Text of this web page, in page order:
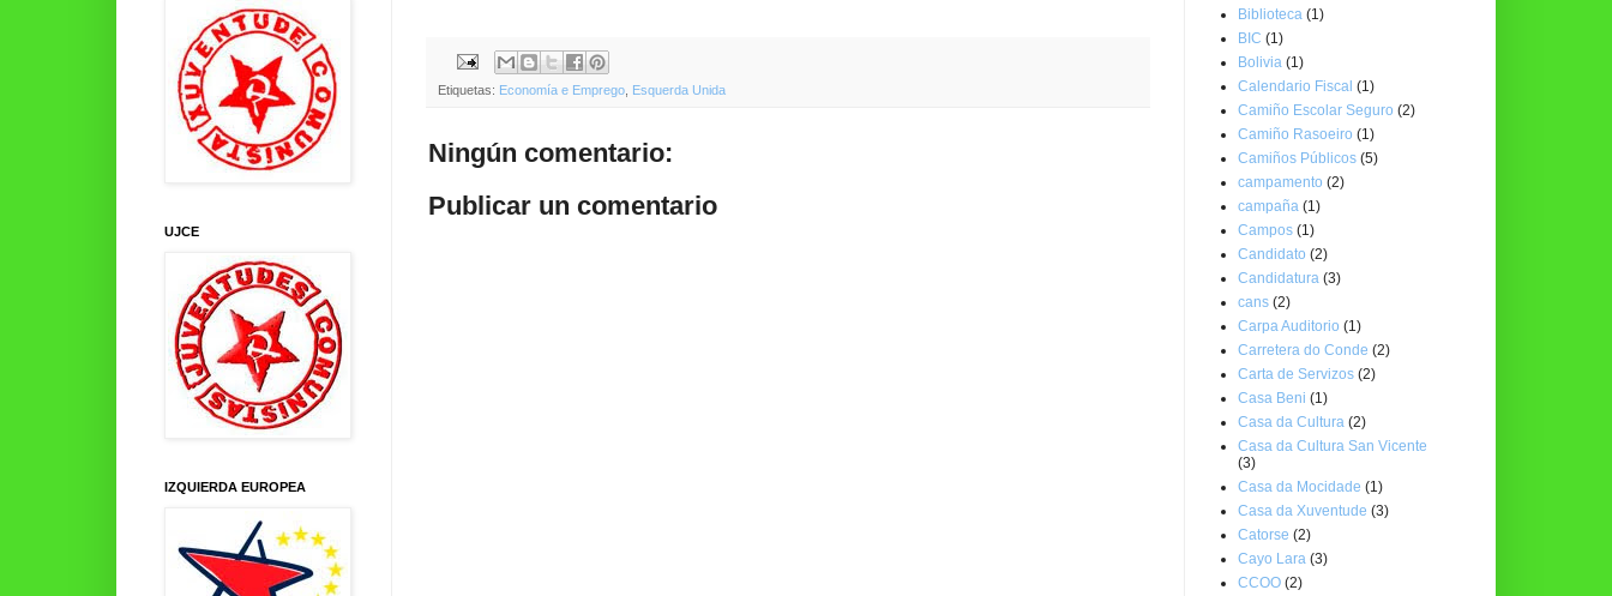
Etiquetas: Economía e Emprego Esquerda Unida
Ningún comentario:
Publicar un comentario
UJCE
IZQUIERDA EUROPEA
Biblioteca (1)
BIC (1)
Bolivia (1)
Calendario Fiscal (1)
Camiño Escolar Seguro (2)
Camiño Rasoeiro (1)
Camiños Públicos (5)
campamento (2)
campaña (1)
Campos (1)
Candidato (2)
Candidatura (3)
cans (2)
Carpa Auditorio (1)
Carretera do Conde (2)
Carta de Servizos (2)
Casa Beni (1)
Casa da Cultura (2)
Casa da Cultura San Vicente
(3)
Casa da Mocidade (1)
Casa da Xuventude (3)
Catorse (2)
Cayo Lara (3)
CCOO (2)